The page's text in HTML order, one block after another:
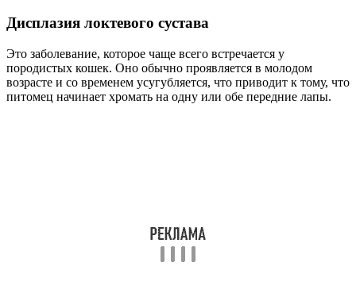
Дисплазия локтевого сустава
Это заболевание, которое чаще всего встречается у
породистых кошек. Оно обычно проявляется в молодом
возрасте и со временем усугубляется, что приводит к тому, что
питомец начинает хромать на одну или обе передние лапы.